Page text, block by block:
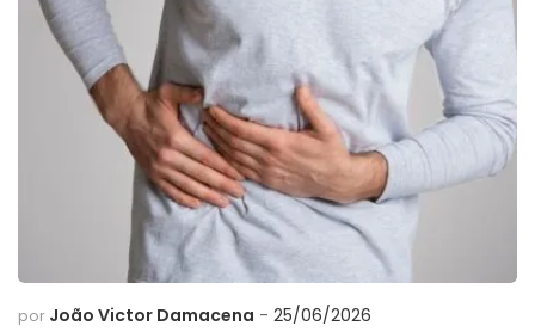
por João Victor Damacena 25/06/2026